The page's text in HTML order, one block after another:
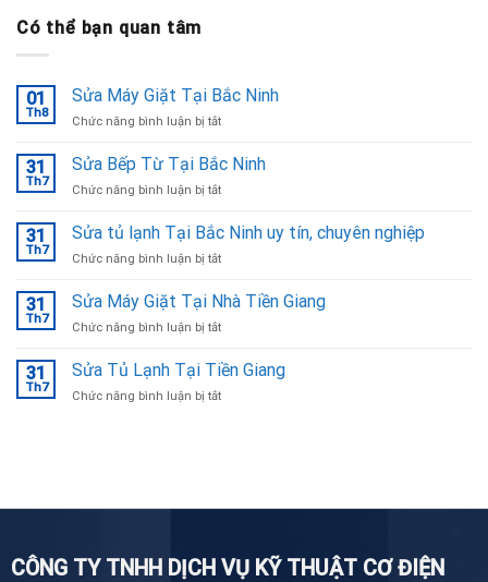
Có thể bạn quan tâm
01
Th8
Sửa Máy Giặt Tại Bắc Ninh
Chức năng bình luận bị tắtở
Máy
Tại
Ninh
31
Th7
Sửa Bếp Từ Tại Bắc Ninh
Chức năng bình luận bị tắtở
Bếp
Tại
Ninh
31
Th7
Sửa tủ lạnh Tại Bắc Ninh uy tín, chuyên nghiệp
Chức năng bình luận bị tắtở
tủ
Tại
Ninh
31
Th7
Sửa Máy Giặt Tại Nhà Tiền Giang
Chức năng bình luận bị tắtở
Máy
Giặt
Tại
31
Th7
Sửa Tủ Lạnh Tại Tiền Giang
Chức năng bình luận bị tắtở
Giang
CÔNG TY TNHH DỊCH VỤ KỸ THUẬT CƠ ĐIỆN